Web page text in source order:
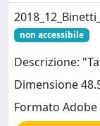
non accessibile
Descrizione:
Dimensione
Formato Adobe